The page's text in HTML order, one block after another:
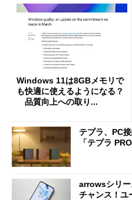
Windows 11は8GBメモリで
も快適に使えるようになる？
品質向上への取り...
テプラ、PC
「テプラ
arrowsシリー
チャンス！ユ